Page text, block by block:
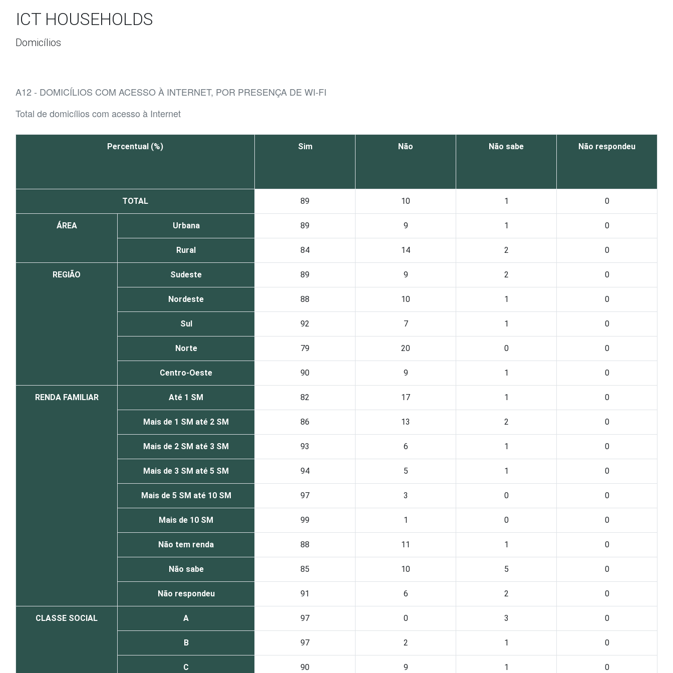
ICT HOUSEHOLDS
Domicílios
A12 - DOMICÍLIOS COM ACESSO À INTERNET, POR PRESENÇA DE WI-FI
Total de domicílios com acesso à Internet
Percentual (%) Sim Não Não sabe Não respondeu
TOTAL 89 10 1 0
ÁREA Urbana 89 9 1 0
Rural 84 14 2 0
REGIÃO Sudeste 89 9 2 0
Nordeste 88 10 1 0
Sul 92 7 1 0
Norte 79 20 0 0
Centro-Oeste 90 9 1 0
RENDA FAMILIAR Até 1 SM 82 17 1 0
Mais de 1 SM até 2 SM 86 13 2 0
Mais de 2 SM até 3 SM 93 6 1 0
Mais de 3 SM até 5 SM 94 5 1 0
Mais de 5 SM até 10 SM 97 3 0 0
Mais de 10 SM 99 1 0 0
Não tem renda 88 11 1 0
Não sabe 85 10 5 0
Não respondeu 91 6 2 0
CLASSE SOCIAL A 97 0 3 0
B 97 2 1 0
C 90 9 1 0